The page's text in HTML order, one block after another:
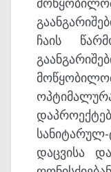
ჩაის
დაცვისა